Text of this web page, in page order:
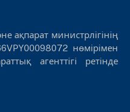
министрлігінің
нөмірімен
агенттігі ретінде